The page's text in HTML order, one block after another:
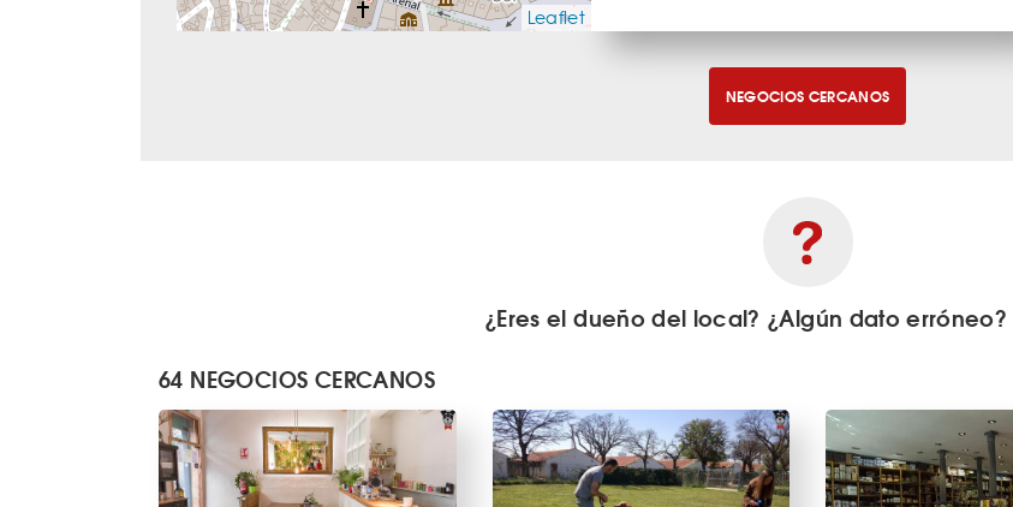
Leaflet
NEGOCIOS CERCANOS
¿Eres el dueño del local? ¿Algún dato erróneo?
64 NEGOCIOS CERCANOS